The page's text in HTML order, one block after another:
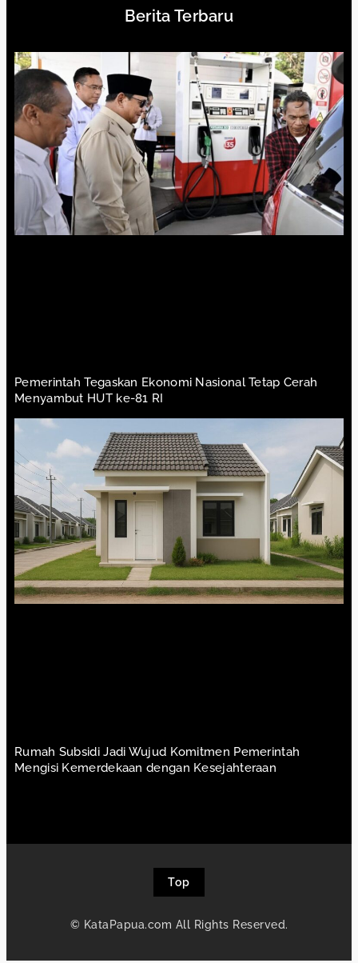
Berita Terbaru
Pemerintah Tegaskan Ekonomi Nasional Tetap Cerah
Menyambut HUT ke-81 RI
Rumah Subsidi Jadi Wujud Komitmen Pemerintah
Mengisi Kemerdekaan dengan Kesejahteraan
© KataPapua.com All Rights Reserved.
Top